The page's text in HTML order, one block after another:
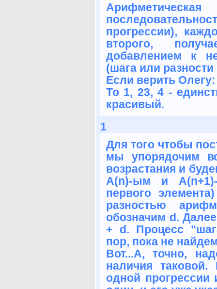
прогрессии),
второго,
добавлением к
(шага или
Если верить Олегу:
То 1, 23, 4 -
красивый.
1
Для того чтобы
мы упорядочим
возрастания и
A(n)-ым и
первого
разностью
обозначим d.
+ d. Процесс
пор, пока не
Вот...А, точно,
наличия
одной прогрессии